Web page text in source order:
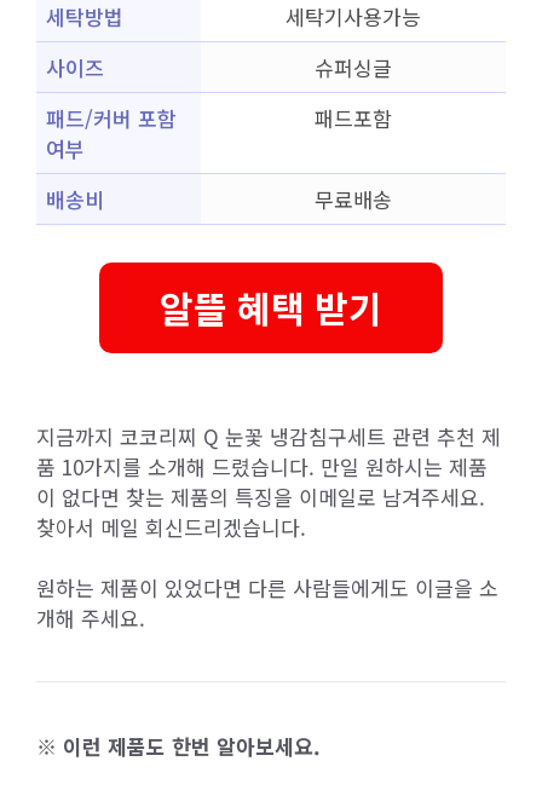
세탁방법
세탁기사용가능
사이즈
슈퍼싱글
패드/커버 포함
여부
패드포함
배송비 무료배송
알뜰 혜택 받기
지금까지 코코리찌 Q 눈꽃 냉감침구세트 관련 추천 제
품 10가지를 소개해 드렸습니다. 만일 원하시는 제품
이 없다면 찾는 제품의 특징을 이메일로 남겨주세요.
찾아서 메일 회신드리겠습니다.
원하는 제품이 있었다면 다른 사람들에게도 이글을 소
개해 주세요.
※ 이런 제품도 한번 알아보세요.